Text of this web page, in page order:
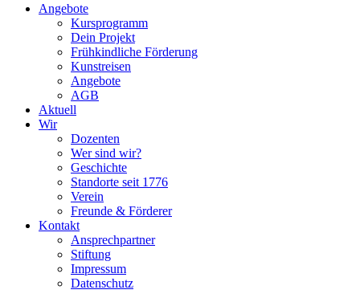
Angebote
Kursprogramm
Dein Projekt
Frühkindliche Förderung
Kunstreisen
Angebote
AGB
Aktuell
Wir
Dozenten
Wer sind wir?
Geschichte
Standorte seit 1776
Verein
Freunde & Förderer
Kontakt
Ansprechpartner
Stiftung
Impressum
Datenschutz